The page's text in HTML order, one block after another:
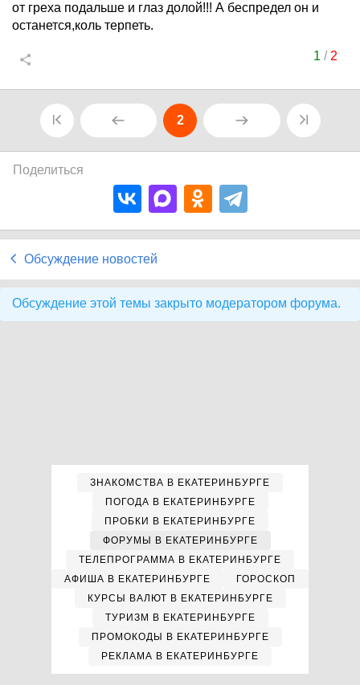
от греха подальше и глаз долой!!! А беспредел он и
останется,коль терпеть.
1 / 2
2
Поделиться
Обсуждение новостей
Обсуждение этой темы закрыто модератором форума.
ЗНАКОМСТВА В ЕКАТЕРИНБУРГЕ
ПОГОДА В ЕКАТЕРИНБУРГЕ
ПРОБКИ В ЕКАТЕРИНБУРГЕ
ФОРУМЫ В ЕКАТЕРИНБУРГЕ
ТЕЛЕПРОГРАММА В ЕКАТЕРИНБУРГЕ
АФИША В ЕКАТЕРИНБУРГЕ
ГОРОСКОП
КУРСЫ ВАЛЮТ В ЕКАТЕРИНБУРГЕ
ТУРИЗМ В ЕКАТЕРИНБУРГЕ
ПРОМОКОДЫ В ЕКАТЕРИНБУРГЕ
РЕКЛАМА В ЕКАТЕРИНБУРГЕ